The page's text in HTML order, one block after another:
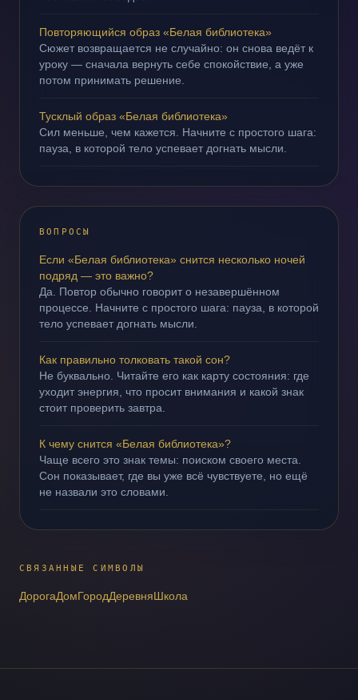
Повторяющийся образ «Белая библиотека»
Сюжет возвращается не случайно: он снова ведёт к
уроку — сначала вернуть себе спокойствие, а уже
потом принимать решение.
Тусклый образ «Белая библиотека»
Сил меньше, чем кажется. Начните с простого шага:
пауза, в которой тело успевает догнать мысли.
ВОПРОСЫ
Если «Белая библиотека» снится несколько ночей
подряд — это важно?
Да. Повтор обычно говорит о незавершённом
процессе. Начните с простого шага: пауза, в которой
тело успевает догнать мысли.
Как правильно толковать такой сон?
Не буквально. Читайте его как карту состояния: где
уходит энергия, что просит внимания и какой знак
стоит проверить завтра.
К чему снится «Белая библиотека»?
Чаще всего это знак темы: поиском своего места.
Сон показывает, где вы уже всё чувствуете, но ещё
не назвали это словами.
СВЯЗАННЫЕ СИМВОЛЫ
ДорогаДомГородДеревняШкола